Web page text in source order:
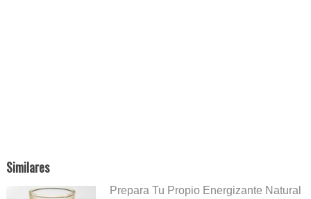
Similares
Prepara Tu Propio Energizante Natural